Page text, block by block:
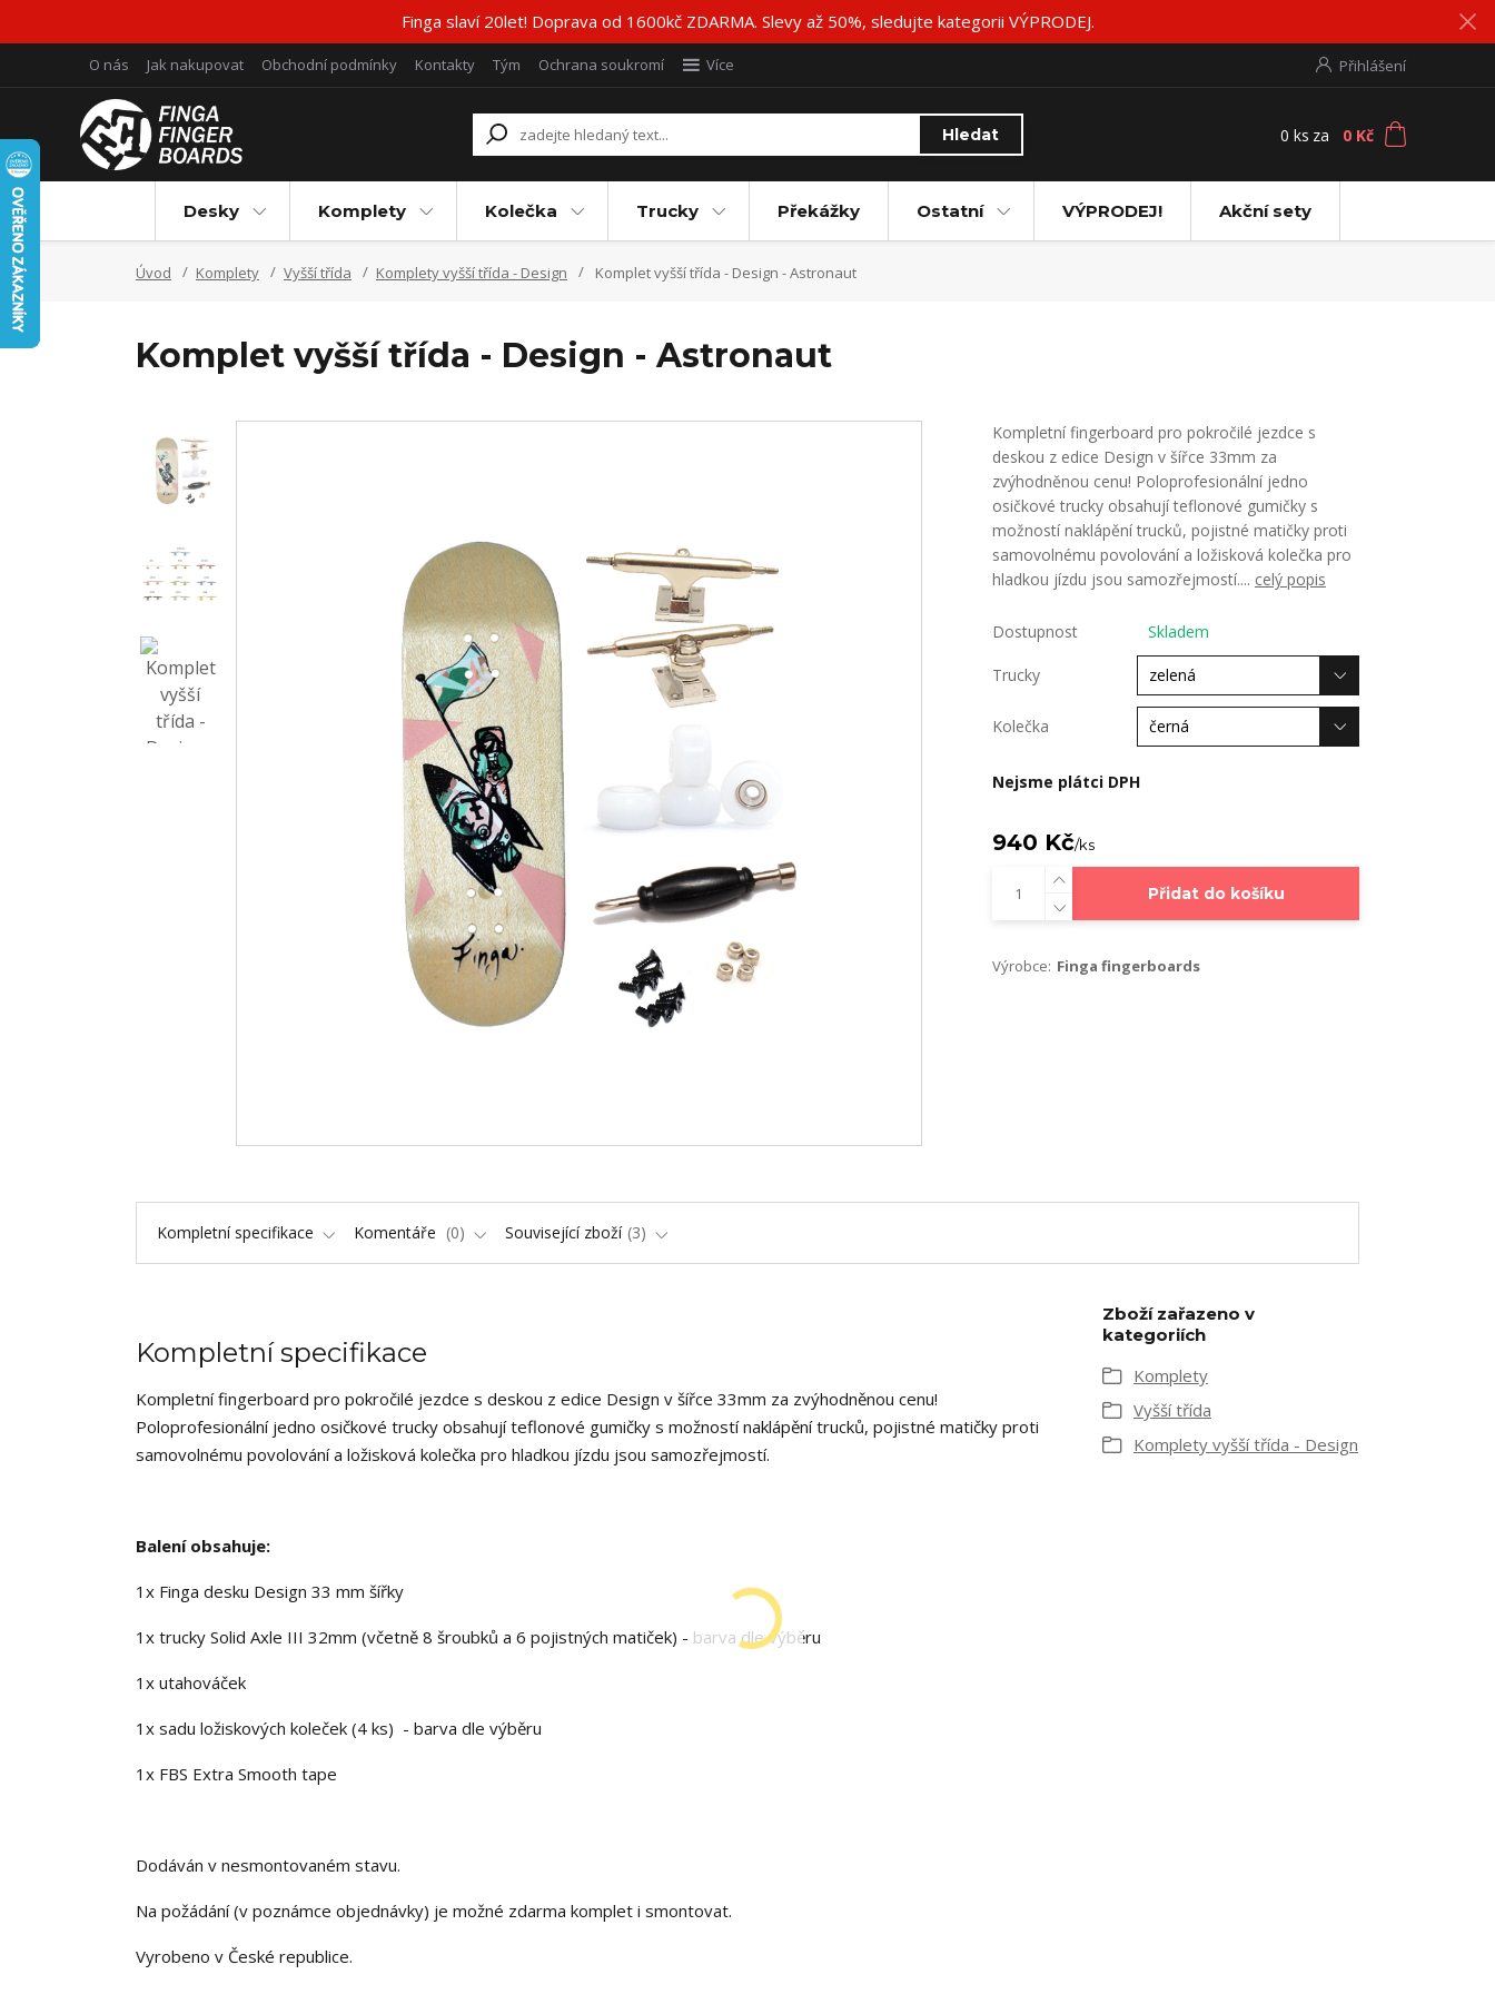
Finga slaví 20let! Doprava od 1600kč ZDARMA. Slevy až 50%, sledujte kategorii VÝPRODEJ.
O nás Jak nakupovat Obchodní podmínky Kontakty Tým Ochrana soukromí Více Přihlášení
Hledat 0 ks za 0 Kč
Desky Komplety Kolečka Trucky Překážky Ostatní VÝPRODEJ! Akční sety
Úvod Komplety Vyšší třída Komplety vyšší třída - Design Komplet vyšší třída - Design - Astronaut
Komplet vyšší třída - Design - Astronaut
Kompletní fingerboard pro pokročilé jezdce s
deskou z edice Design v šířce 33mm za
zvýhodněnou cenu! Poloprofesionální jedno
osičkové trucky obsahují teflonové gumičky s
možností naklápění trucků, pojistné matičky proti
samovolnému povolování a ložisková kolečka pro
hladkou jízdu jsou samozřejmostí.... celý popis
Dostupnost Skladem
Trucky
Kolečka
Nejsme plátci DPH
940 Kč/ks
Přidat do košíku
Výrobce: Finga fingerboards
Kompletní specifikace Komentáře 0 Související zboží 3
Kompletní specifikace
Kompletní fingerboard pro pokročilé jezdce s deskou z edice Design v šířce 33mm za zvýhodněnou cenu!
Poloprofesionální jedno osičkové trucky obsahují teflonové gumičky s možností naklápění trucků, pojistné matičky proti
samovolnému povolování a ložisková kolečka pro hladkou jízdu jsou samozřejmostí.
Balení obsahuje:
1x Finga desku Design 33 mm šířky
1x trucky Solid Axle III 32mm (včetně 8 šroubků a 6 pojistných matiček) - barva dle výběru
1x utahováček
1x sadu ložiskových koleček (4 ks) - barva dle výběru
1x FBS Extra Smooth tape
Dodáván v nesmontovaném stavu.
Na požádání (v poznámce objednávky) je možné zdarma komplet i smontovat.
Vyrobeno v České republice.
Zboží zařazeno v
kategoriích
Komplety
Vyšší třída
Komplety vyšší třída - Design